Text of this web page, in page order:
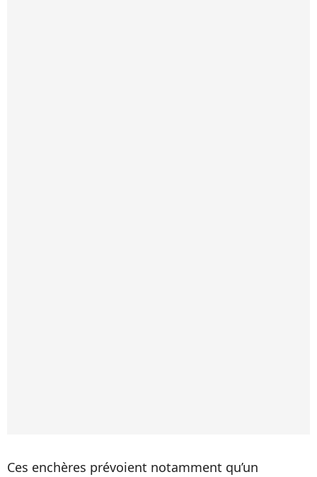
Ces enchères prévoient notamment qu’un